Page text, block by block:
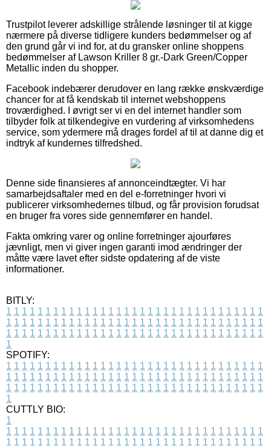
Trustpilot leverer adskillige strålende løsninger til at kigge
nærmere på diverse tidligere kunders bedømmelser og af
den grund går vi ind for, at du gransker online shoppens
bedømmelser af Lawson Kriller 8 gr.-Dark Green/Copper
Metallic inden du shopper.
Facebook indebærer derudover en lang række ønskværdige
chancer for at få kendskab til internet webshoppens
troværdighed. I øvrigt ser vi en del internet handler som
tilbyder folk at tilkendegive en vurdering af virksomhedens
service, som ydermere må drages fordel af til at danne dig et
indtryk af kundernes tilfredshed.
Denne side finansieres af annonceindtægter. Vi har
samarbejdsaftaler med en del e-forretninger hvori vi
publicerer virksomhedernes tilbud, og får provision forudsat
en bruger fra vores side gennemfører en handel.
Fakta omkring varer og online forretninger ajourføres
jævnligt, men vi giver ingen garanti imod ændringer der
måtte være lavet efter sidste opdatering af de viste
informationer.
BITLY:
1 1 1 1 1 1 1 1 1 1 1 1 1 1 1 1 1 1 1 1 1 1 1 1 1 1 1 1 1 1 1 1 1
1 1 1 1 1 1 1 1 1 1 1 1 1 1 1 1 1 1 1 1 1 1 1 1 1 1 1 1 1 1 1 1 1
1 1 1 1 1 1 1 1 1 1 1 1 1 1 1 1 1 1 1 1 1 1 1 1 1 1 1 1 1 1 1 1 1
1
SPOTIFY:
1 1 1 1 1 1 1 1 1 1 1 1 1 1 1 1 1 1 1 1 1 1 1 1 1 1 1 1 1 1 1 1 1
1 1 1 1 1 1 1 1 1 1 1 1 1 1 1 1 1 1 1 1 1 1 1 1 1 1 1 1 1 1 1 1 1
1 1 1 1 1 1 1 1 1 1 1 1 1 1 1 1 1 1 1 1 1 1 1 1 1 1 1 1 1 1 1 1 1
1
CUTTLY BIO:
1
1 1 1 1 1 1 1 1 1 1 1 1 1 1 1 1 1 1 1 1 1 1 1 1 1 1 1 1 1 1 1 1 1
1 1 1 1 1 1 1 1 1 1 1 1 1 1 1 1 1 1 1 1 1 1 1 1 1 1 1 1 1 1 1 1 1